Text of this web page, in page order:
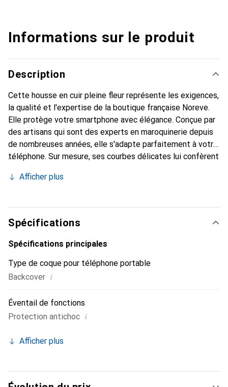
Informations sur le produit
Description
Cette housse en cuir pleine fleur représente les exigences,
la qualité et l'expertise de la boutique française Noreve.
Elle protège votre smartphone avec élégance. Conçue par
des artisans qui sont des experts en maroquinerie depuis
de nombreuses années, elle s'adapte parfaitement à votre
téléphone. Sur mesure, ses courbes délicates lui confèrent
et indispensable pour votre smartphone. Reconnaître
marque Noreve est un choix sûr pour une clientèle
exigeante.
Afficher plus
Spécifications
Spécifications principales
Type de coque pour téléphone portable
Backcover i
Éventail de fonctions
Protection antichoc i
Afficher plus